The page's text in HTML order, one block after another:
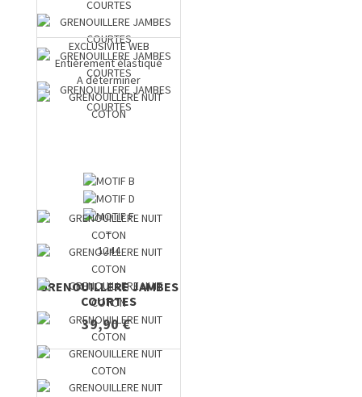
+
1244
GRENOUILLERE JAMBES
COURTES
39,90 €
EXCLUSIVITE WEB
Entièrement élastiqué
A déterminer